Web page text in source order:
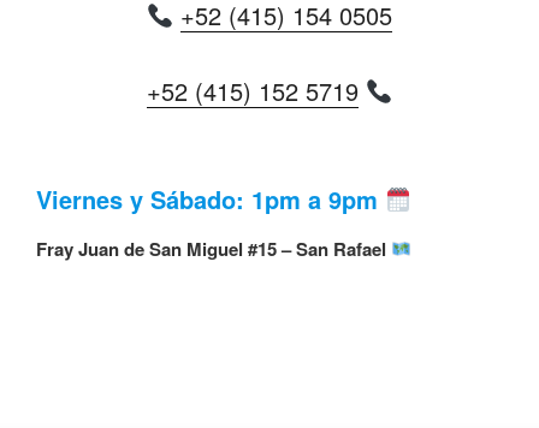
+52 (415) 154 0505
+52 (415) 152 5719
Viernes y Sábado: 1pm a 9pm
Fray Juan de San Miguel #15 – San Rafael